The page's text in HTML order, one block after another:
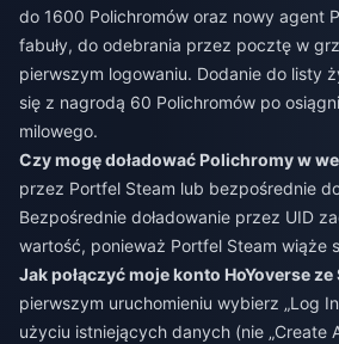
do 1600 Polichromów oraz nowy agent
fabuły, do odebrania przez pocztę w
pierwszym logowaniu. Dodanie do listy
się z nagrodą 60 Polichromów po
milowego.
Czy mogę doładować Polichromy w
przez Portfel Steam lub bezpośrednie
Bezpośrednie doładowanie przez UID
wartość, ponieważ Portfel Steam wiąże
Jak połączyć moje konto HoYoverse ze
pierwszym uruchomieniu wybierz „Log
użyciu istniejących danych (nie „Create